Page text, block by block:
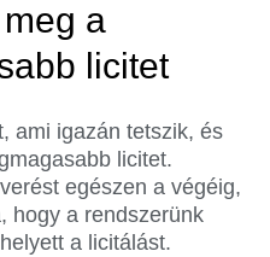
a
licitet
ami igazán tetszik, és
licitet.
egészen a végéig,
hogy a rendszerünk
a licitálást.